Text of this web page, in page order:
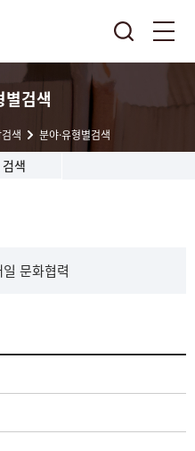
별검색
색 분야·유형별검색
색
일 문화협력